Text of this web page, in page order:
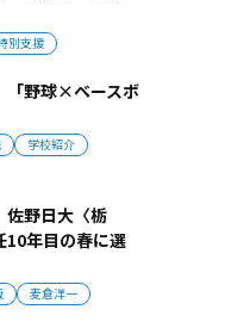
別支援
「野球×ベースボ
学校紹介
佐野日大〈栃
年目の春に選
麦倉洋一